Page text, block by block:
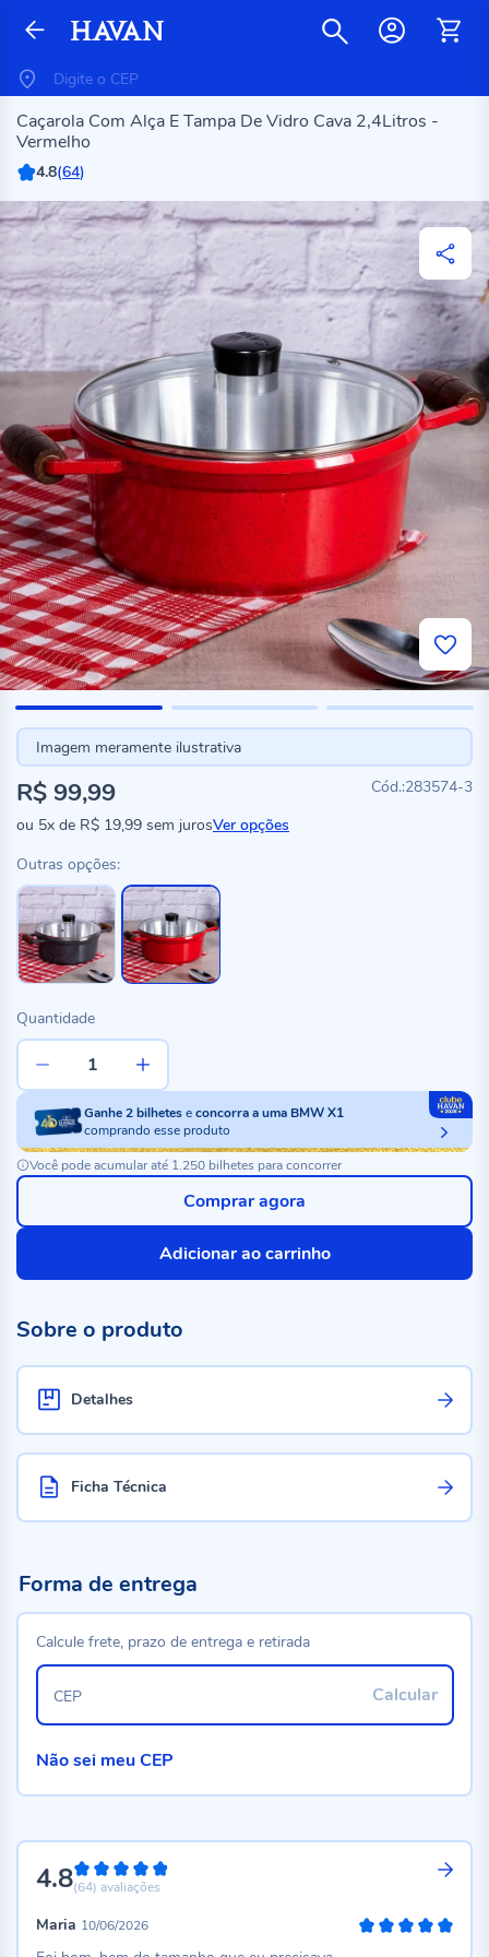
Caçarola Com Alça E Tampa De Vidro Cava 2,4Litros -
Vermelho
4.8(64)
Imagem meramente ilustrativa
283574-3
R$ 99,99
ou 5x de R$ 19,99 sem jurosVer opções
Outras opções:
Quantidade
Ganhe2bilheteseconcorra a uma BMW X1
comprando esse produto
Você pode acumular até 1.250 bilhetes para concorrer
Adicionar ao carrinho
Comprar agora
Sobre o produto
Detalhes
Ficha Técnica
4.896%
(64) avaliações
Maria 10/06/2026
Forma de entrega
Calcule frete, prazo de entrega e retirada
Calcular
CEP
Não sei meu CEP